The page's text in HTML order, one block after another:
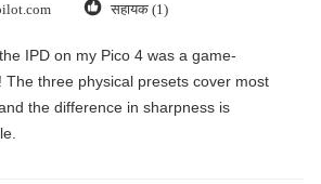
सहायक (1)
IPD on my Pico 4 was a game-
The three physical presets cover most
the difference in sharpness is